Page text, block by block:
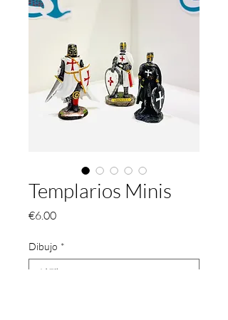
Templarios Minis
€6.00가
Dibujo *